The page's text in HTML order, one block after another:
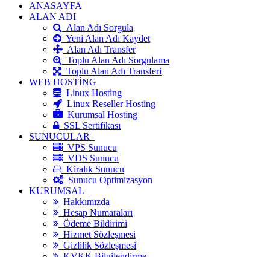
ANASAYFA
ALAN ADI
Alan Adı Sorgula
Yeni Alan Adı Kaydet
Alan Adı Transfer
Toplu Alan Adı Sorgulama
Toplu Alan Adı Transferi
WEB HOSTİNG
Linux Hosting
Linux Reseller Hosting
Kurumsal Hosting
SSL Sertifikası
SUNUCULAR
VPS Sunucu
VDS Sunucu
Kiralık Sunucu
Sunucu Optimizasyon
KURUMSAL
Hakkımızda
Hesap Numaraları
Ödeme Bildirimi
Hizmet Sözleşmesi
Gizlilik Sözleşmesi